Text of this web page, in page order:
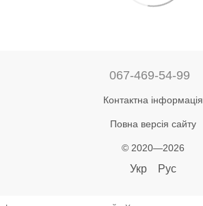
067-469-54-99
Контактна інформація
Повна версія сайту
© 2020—2026
Укр Рус